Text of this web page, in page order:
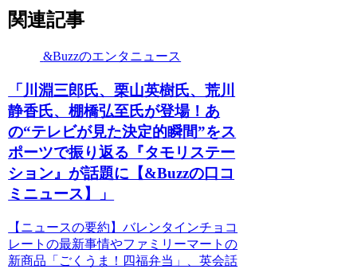
関連記事
&Buzzのエンタニュース
「川淵三郎氏、栗山英樹氏、荒川
静香氏、棚橋弘至氏が登場！あ
の“テレビが見た決定的瞬間”をス
ポーツで振り返る『タモリステー
ション』が話題に【&Buzzの口コ
ミニュース】」
【ニュースの要約】バレンタインチョコ
レートの最新事情やファミリーマートの
新商品「ごくうま！四福弁当」、英会話